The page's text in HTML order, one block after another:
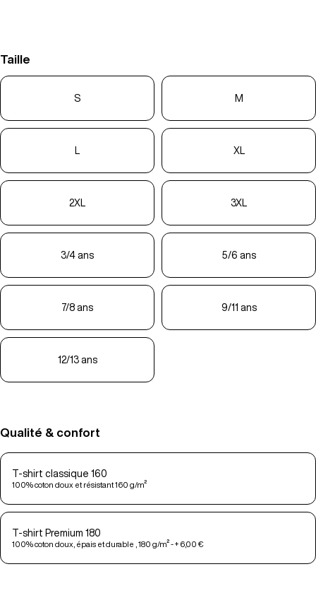
Taille
S M
XL
2XL 3XL
3/4 ans 5/6 ans
7/8 ans 9/11 ans
12/13 ans
Qualité & confort
T-shirt classique 160
100% coton doux et résistant 160 g/m²
T-shirt Premium 180
100% coton doux, épais et durable , 180 g/m² - + 6,00 €